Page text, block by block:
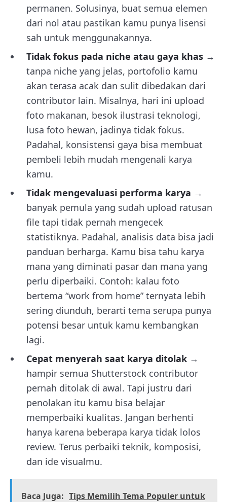
permanen. Solusinya, buat semua elemen
dari nol atau pastikan kamu punya lisensi
sah untuk menggunakannya.
Tidak fokus pada niche atau gaya khas →
tanpa niche yang jelas, portofolio kamu
akan terasa acak dan sulit dibedakan dari
contributor lain. Misalnya, hari ini upload
foto makanan, besok ilustrasi teknologi,
lusa foto hewan, jadinya tidak fokus.
Padahal, konsistensi gaya bisa membuat
pembeli lebih mudah mengenali karya
kamu.
Tidak mengevaluasi performa karya →
banyak pemula yang sudah upload ratusan
file tapi tidak pernah mengecek
statistiknya. Padahal, analisis data bisa jadi
panduan berharga. Kamu bisa tahu karya
mana yang diminati pasar dan mana yang
perlu diperbaiki. Contoh: kalau foto
bertema “work from home” ternyata lebih
sering diunduh, berarti tema serupa punya
potensi besar untuk kamu kembangkan
lagi.
Cepat menyerah saat karya ditolak →
hampir semua Shutterstock contributor
pernah ditolak di awal. Tapi justru dari
penolakan itu kamu bisa belajar
memperbaiki kualitas. Jangan berhenti
hanya karena beberapa karya tidak lolos
review. Terus perbaiki teknik, komposisi,
dan ide visualmu.
Baca Juga: Tips Memilih Tema Populer untuk